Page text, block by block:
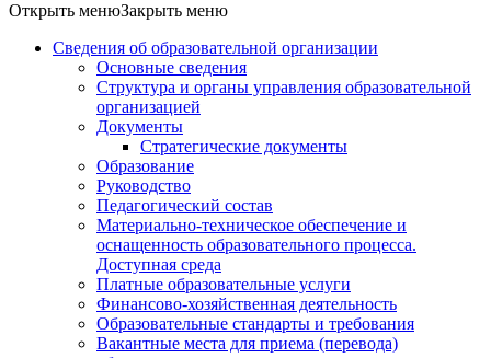
Открыть менюЗакрыть меню
Сведения об образовательной организации
Основные сведения
Структура и органы управления образовательной
организацией
Документы
Стратегические документы
Образование
Руководство
Педагогический состав
Материально-техническое обеспечение и
оснащенность образовательного процесса.
Доступная среда
Платные образовательные услуги
Финансово-хозяйственная деятельность
Образовательные стандарты и требования
Вакантные места для приема (перевода)